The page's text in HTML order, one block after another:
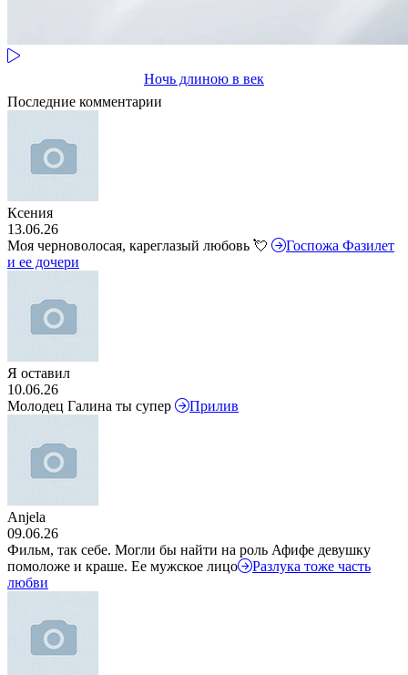
Ночь длиною в век
Последние комментарии
Ксения
13.06.26
Моя черноволосая, кареглазый любовь 💘
Госпожа Фазилет
и ее дочери
Я оставил
10.06.26
Молодец Галина ты супер
Прилив
Anjela
09.06.26
Фильм, так себе. Могли бы найти на роль Афифе девушку
помоложе и краше. Ее мужское лицо
Разлука тоже часть
любви